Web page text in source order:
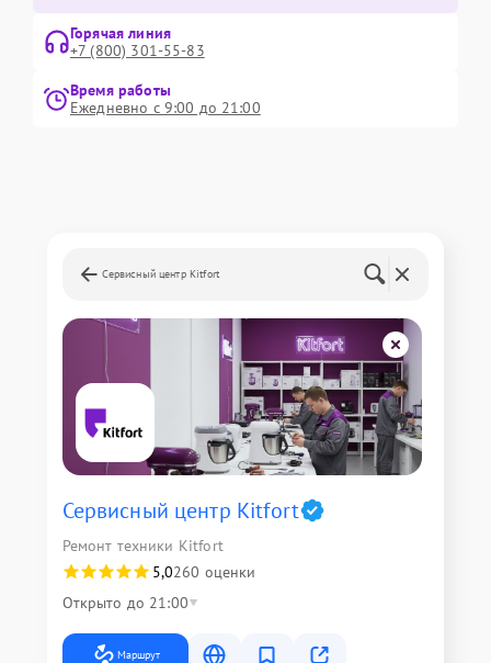
Горячая линия
+7 (800) 301-55-83
Время работы
Ежедневно с 9:00 до 21:00
Сервисный центр Kitfort
Сервисный центр Kitfort
Ремонт техники Kitfort
5,0260 оценки
Открыто до 21:00
Маршрут